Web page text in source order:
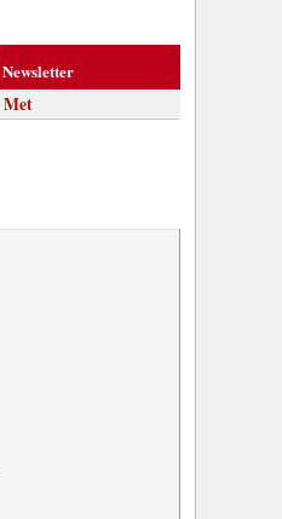
Newsletter
Met